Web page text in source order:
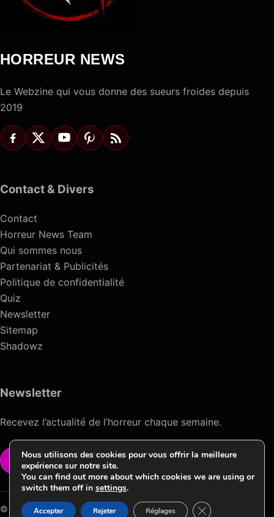
HORREUR NEWS
Le Webzine qui vous donne des sueurs froides depuis
2019
Contact & Divers
Contact
Horreur News Team
Qui sommes nous
Partenariat & Publicités
Politique de confidentialité
Quiz
Newsletter
Sitemap
Shadowz
Newsletter
Recevez l’actualité de l’horreur chaque semaine.
VOIR LA NEWSLETTER
© 2026 Horreur News / Version HNV.2 ->Conception & Design by
Nous utilisons des cookies pour vous offrir la meilleure
expérience sur notre site.
You can find out more about which cookies we are using or
switch them off in settings.
Accepter Rejeter Réglages Fermer la